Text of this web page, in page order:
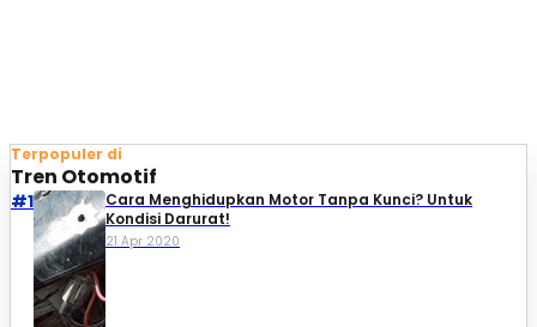
Terpopuler di
Tren Otomotif
#1
Cara Menghidupkan Motor Tanpa Kunci? Untuk
Kondisi Darurat!
21 Apr 2020